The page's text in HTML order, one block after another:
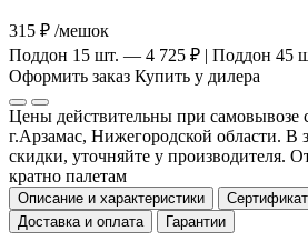
315 ₽ /мешок
Поддон 15 шт. — 4 725 ₽ | Поддон 45
Оформить заказ Купить у дилера
Цены действительны при
г.Арзамас, Нижегородской области. В
скидки, уточняйте у производителя.
кратно палетам
Описание и характеристики
Доставка и оплата
Гарантии